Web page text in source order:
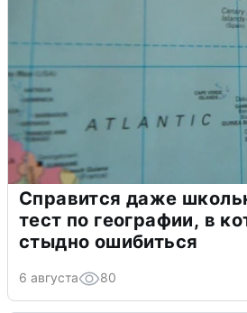
Справится даже
тест по географии, в
стыдно ошибиться
6 августа 80